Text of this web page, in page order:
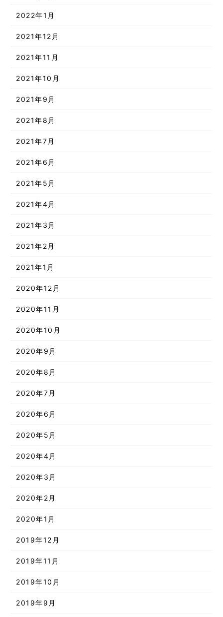
2022年1月
2021年12月
2021年11月
2021年10月
2021年9月
2021年8月
2021年7月
2021年6月
2021年5月
2021年4月
2021年3月
2021年2月
2021年1月
2020年12月
2020年11月
2020年10月
2020年9月
2020年8月
2020年7月
2020年6月
2020年5月
2020年4月
2020年3月
2020年2月
2020年1月
2019年12月
2019年11月
2019年10月
2019年9月